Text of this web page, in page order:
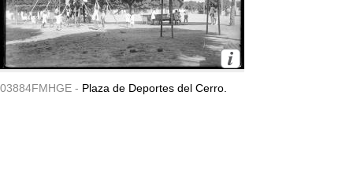
03884FMHGE - Plaza de Deportes del Cerro.